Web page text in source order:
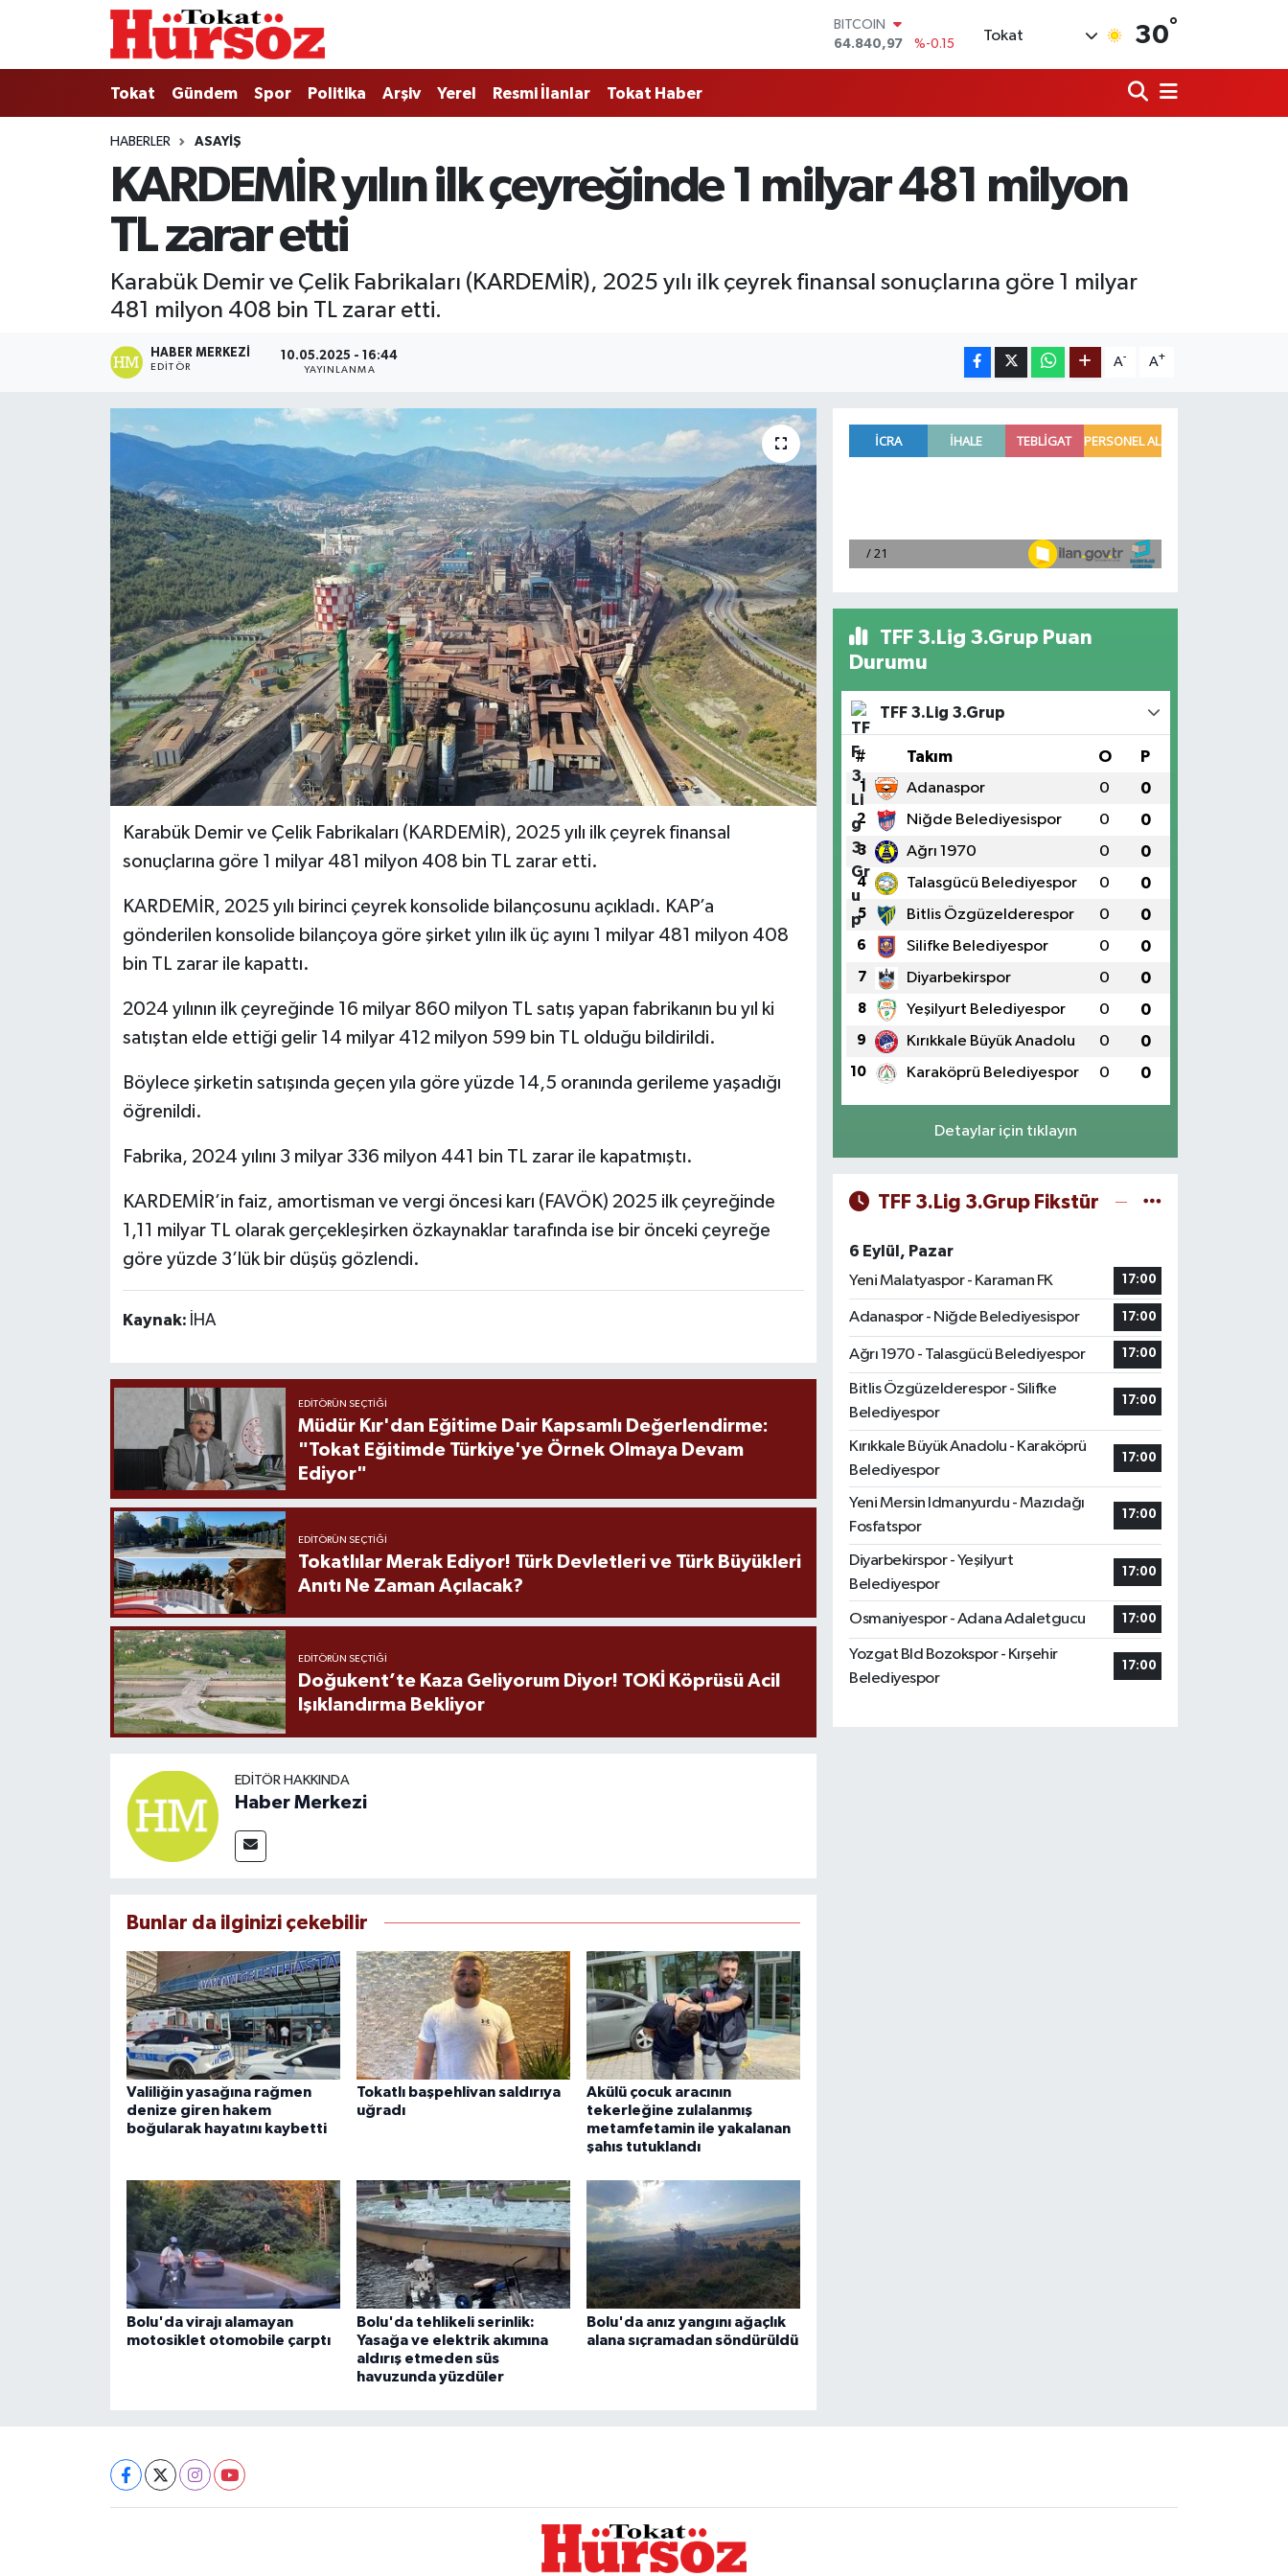
BITCOIN
64.840,97
%-0.15
55,2510
%0.32
GRAM ALTIN
6660.55
%0
Tokat 30°
Tokat Gündem Spor Politika Arşiv Yerel Resmi İlanlar Tokat Haber
HABERLER ASAYIŞ
KARDEMİR yılın ilk çeyreğinde 1 milyar 481 milyon
TL zarar etti
Karabük Demir ve Çelik Fabrikaları (KARDEMİR), 2025 yılı ilk çeyrek finansal sonuçlarına göre 1 milyar
481 milyon 408 bin TL zarar etti.
HABER MERKEZI
EDITÖR
10.05.2025 - 16:44
YAYINLANMA
A- A+
Karabük Demir ve Çelik Fabrikaları (KARDEMİR), 2025 yılı ilk çeyrek finansal
sonuçlarına göre 1 milyar 481 milyon 408 bin TL zarar etti.
KARDEMİR, 2025 yılı birinci çeyrek konsolide bilançosunu açıkladı. KAP’a
gönderilen konsolide bilançoya göre şirket yılın ilk üç ayını 1 milyar 481 milyon 408
bin TL zarar ile kapattı.
2024 yılının ilk çeyreğinde 16 milyar 860 milyon TL satış yapan fabrikanın bu yıl ki
satıştan elde ettiği gelir 14 milyar 412 milyon 599 bin TL olduğu bildirildi.
Böylece şirketin satışında geçen yıla göre yüzde 14,5 oranında gerileme yaşadığı
öğrenildi.
Fabrika, 2024 yılını 3 milyar 336 milyon 441 bin TL zarar ile kapatmıştı.
KARDEMİR’in faiz, amortisman ve vergi öncesi karı (FAVÖK) 2025 ilk çeyreğinde
1,11 milyar TL olarak gerçekleşirken özkaynaklar tarafında ise bir önceki çeyreğe
göre yüzde 3’lük bir düşüş gözlendi.
Kaynak: İHA
EDITÖRÜN SEÇTIĞI
Müdür Kır'dan Eğitime Dair Kapsamlı Değerlendirme:
"Tokat Eğitimde Türkiye'ye Örnek Olmaya Devam
Ediyor"
EDITÖRÜN SEÇTIĞI
Tokatlılar Merak Ediyor! Türk Devletleri ve Türk Büyükleri
Anıtı Ne Zaman Açılacak?
EDITÖRÜN SEÇTIĞI
Doğukent’te Kaza Geliyorum Diyor! TOKİ Köprüsü Acil
Işıklandırma Bekliyor
EDITÖR HAKKINDA
Haber Merkezi
Bunlar da ilginizi çekebilir
Valiliğin yasağına rağmen
denize giren hakem
boğularak hayatını kaybetti
Tokatlı başpehlivan saldırıya
uğradı
Akülü çocuk aracının
tekerleğine zulalanmış
metamfetamin ile yakalanan
şahıs tutuklandı
Bolu'da virajı alamayan
motosiklet otomobile çarptı
Bolu'da tehlikeli serinlik:
Yasağa ve elektrik akımına
aldırış etmeden süs
havuzunda yüzdüler
Bolu'da anız yangını ağaçlık
alana sıçramadan söndürüldü
TFF 3.Lig 3.Grup Puan
Durumu
TFF 3.Lig 3.Grup
# Takım O P
1 Adanaspor 0 0
2 Niğde Belediyesispor 0 0
3 Ağrı 1970 0 0
4 Talasgücü Belediyespor 0 0
5 Bitlis Özgüzelderespor 0 0
6 Silifke Belediyespor 0 0
7 Diyarbekirspor 0 0
8 Yeşilyurt Belediyespor 0 0
9 Kırıkkale Büyük Anadolu 0 0
10 Karaköprü Belediyespor 0 0
Detaylar için tıklayın
TFF 3.Lig 3.Grup Fikstür
6 Eylül, Pazar
Yeni Malatyaspor - Karaman FK
17:00
Adanaspor - Niğde Belediyesispor 17:00
Ağrı 1970 - Talasgücü Belediyespor 17:00
Bitlis Özgüzelderespor - Silifke
Belediyespor
17:00
Kırıkkale Büyük Anadolu - Karaköprü
Belediyespor
17:00
Yeni Mersin Idmanyurdu - Mazıdağı
Fosfatspor
17:00
Diyarbekirspor - Yeşilyurt
Belediyespor
17:00
Osmaniyespor - Adana Adaletgucu 17:00
Yozgat Bld Bozokspor - Kırşehir
Belediyespor
17:00
Tokat
Türkiye Gündemi
Gündem
Politika
Tokat Spor
Tokat Haber
Nöbetçi Eczaneler
Hava Durumu
Tokat Namaz Vakitleri
Trafik Durumu
Tüm Manşetler
Son Dakika Haberleri